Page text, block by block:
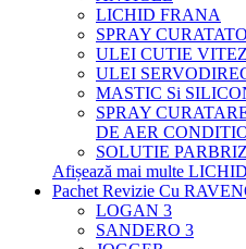
LICHID FRANA
SPRAY
ULEI CUTIE
ULEI
MASTIC Si
SPRAY
DE AER
SOLUTIE PARBRIZ
Afișează mai multe
Pachet Revizie Cu
LOGAN 3
SANDERO 3